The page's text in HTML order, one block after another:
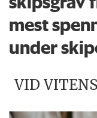
mest
under
VID